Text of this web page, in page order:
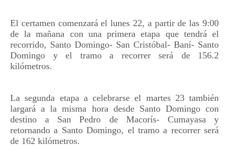
El certamen comenzará el lunes 22, a partir de las 9:00
de la mañana con una primera etapa que tendrá el
recorrido, Santo Domingo- San Cristóbal- Baní- Santo
Domingo y el tramo a recorrer será de 156.2
kilómetros.
La segunda etapa a celebrarse el martes 23 también
largará a la misma hora desde Santo Domingo con
destino a San Pedro de Macorís- Cumayasa y
retornando a Santo Domingo, el tramo a recorrer será
de 162 kilómetros.